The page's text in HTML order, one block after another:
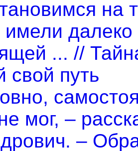
имели
... //
свой путь
мог, –
–